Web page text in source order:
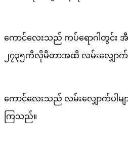
ကောင်လေးသည် ကပ်ရောဂါတွင်း
၂၇၃၅ကီလိုမီတာအထိ လမ်းလျှေ
ကောင်လေးသည် လမ်းလျှောက်ပါမ
ကြသည်။